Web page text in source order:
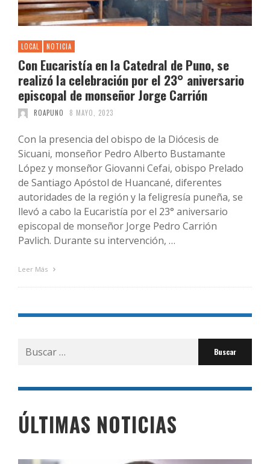
LOCAL NOTICIA
Con Eucaristía en la Catedral de Puno, se
realizó la celebración por el 23° aniversario
episcopal de monseñor Jorge Carrión
ROAPUNO 8 MAYO, 2023
Con la presencia del obispo de la Diócesis de
Sicuani, monseñor Pedro Alberto Bustamante
López y monseñor Giovanni Cefai, obispo Prelado
de Santiago Apóstol de Huancané, diferentes
autoridades de la región y la feligresía puneña, se
llevó a cabo la Eucaristía por el 23° aniversario
episcopal de monseñor Jorge Pedro Carrión
Pavlich. Durante su intervención, …
Leer Más
Buscar
por:
ÚLTIMAS NOTICIAS